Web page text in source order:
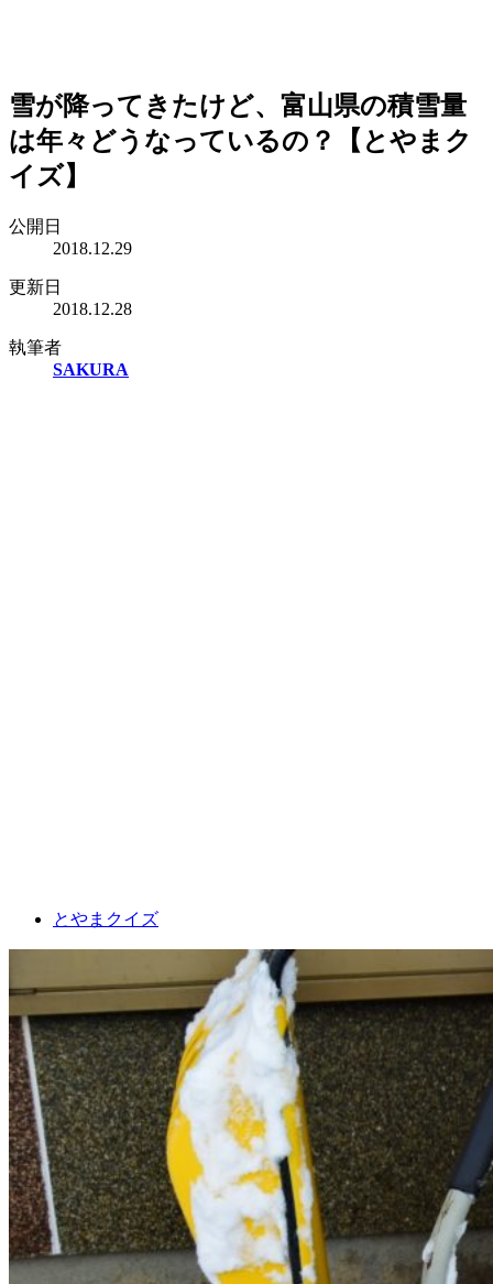
雪が降ってきたけど、富山県の積雪量
は年々どうなっているの？【とやまク
イズ】
公開日
2018.12.29
更新日
2018.12.28
執筆者
SAKURA
とやまクイズ